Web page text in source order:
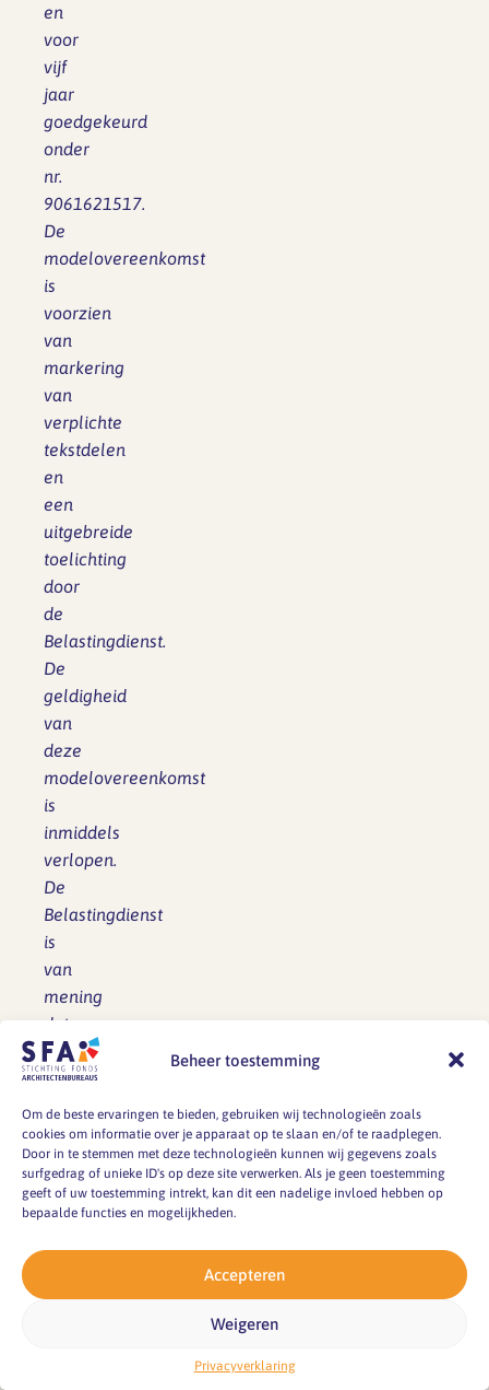
Beheer toestemming
Om de beste ervaringen te bieden, gebruiken wij technologieën zoals
cookies om informatie over je apparaat op te slaan en/of te raadplegen.
Door in te stemmen met deze technologieën kunnen wij gegevens zoals
surfgedrag of unieke ID's op deze site verwerken. Als je geen toestemming
geeft of uw toestemming intrekt, kan dit een nadelige invloed hebben op
bepaalde functies en mogelijkheden.
Accepteren
Weigeren
Privacyverklaring
en
voor
vijf
jaar
goedgekeurd
onder
nr.
9061621517.
De
modelovereenkomst
is
voorzien
van
markering
van
verplichte
tekstdelen
en
een
uitgebreide
toelichting
door
de
Belastingdienst.
De
geldigheid
van
deze
modelovereenkomst
is
inmiddels
verlopen.
De
Belastingdienst
is
van
mening
dat
modelovereenkomsten
schijnzelfstandigheid
niet
uitsluiten
en
beoordeelt
daarom
(nieuwe)
modelovereenkomsten